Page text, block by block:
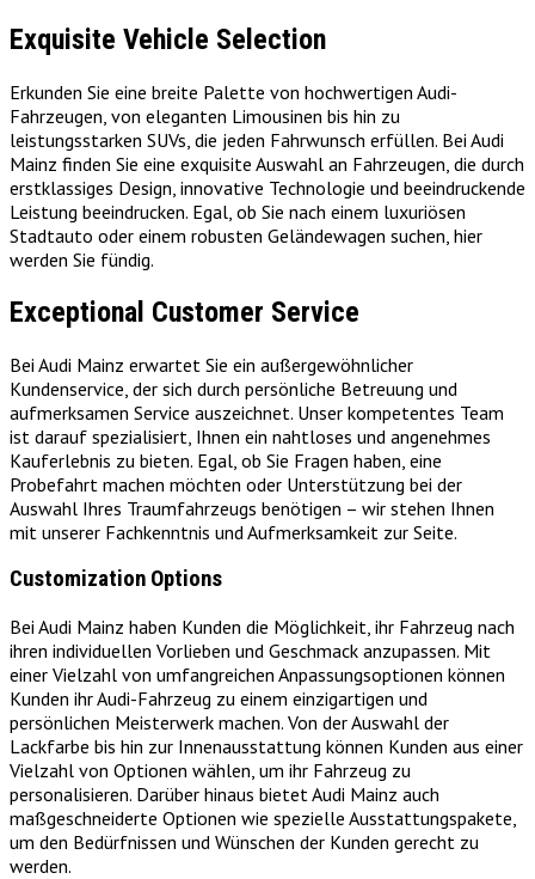
Exquisite Vehicle Selection
Erkunden Sie eine breite Palette von hochwertigen Audi-
Fahrzeugen, von eleganten Limousinen bis hin zu
leistungsstarken SUVs, die jeden Fahrwunsch erfüllen. Bei Audi
Mainz finden Sie eine exquisite Auswahl an Fahrzeugen, die durch
erstklassiges Design, innovative Technologie und beeindruckende
Leistung beeindrucken. Egal, ob Sie nach einem luxuriösen
Stadtauto oder einem robusten Geländewagen suchen, hier
werden Sie fündig.
Exceptional Customer Service
Bei Audi Mainz erwartet Sie ein außergewöhnlicher
Kundenservice, der sich durch persönliche Betreuung und
aufmerksamen Service auszeichnet. Unser kompetentes Team
ist darauf spezialisiert, Ihnen ein nahtloses und angenehmes
Kauferlebnis zu bieten. Egal, ob Sie Fragen haben, eine
Probefahrt machen möchten oder Unterstützung bei der
Auswahl Ihres Traumfahrzeugs benötigen – wir stehen Ihnen
mit unserer Fachkenntnis und Aufmerksamkeit zur Seite.
Customization Options
Bei Audi Mainz haben Kunden die Möglichkeit, ihr Fahrzeug nach
ihren individuellen Vorlieben und Geschmack anzupassen. Mit
einer Vielzahl von umfangreichen Anpassungsoptionen können
Kunden ihr Audi-Fahrzeug zu einem einzigartigen und
persönlichen Meisterwerk machen. Von der Auswahl der
Lackfarbe bis hin zur Innenausstattung können Kunden aus einer
Vielzahl von Optionen wählen, um ihr Fahrzeug zu
personalisieren. Darüber hinaus bietet Audi Mainz auch
maßgeschneiderte Optionen wie spezielle Ausstattungspakete,
um den Bedürfnissen und Wünschen der Kunden gerecht zu
werden.